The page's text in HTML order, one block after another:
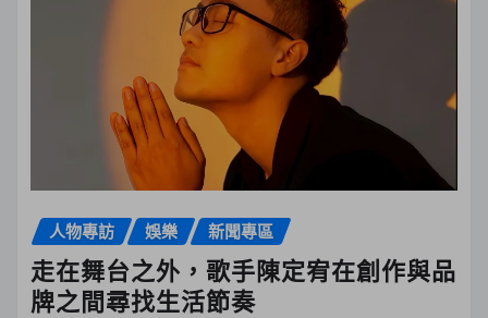
人物專訪 娛樂 新聞專區
走在舞台之外，歌手陳定宥在創作與品
牌之間尋找生活節奏